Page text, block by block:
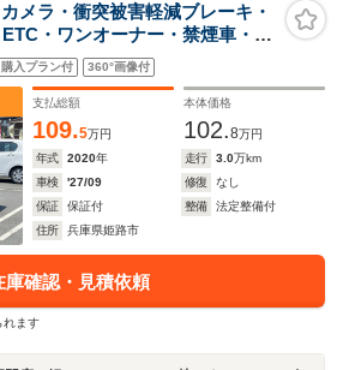
ラ・衝突被害軽減ブレーキ・
・ワンオーナー・禁煙車・フ
・スマートキー&プッシュスター
ムクリーニング
購入プラン付 360°画像付
支払総額
109.5万円
本体価格
102.8万円
年式
2020年 走行 3.0万km
車検
'27/09 修復
なし
保証
保証付 整備
法定整備付
住所
兵庫県姫路市
庫確認・見積依頼
れます